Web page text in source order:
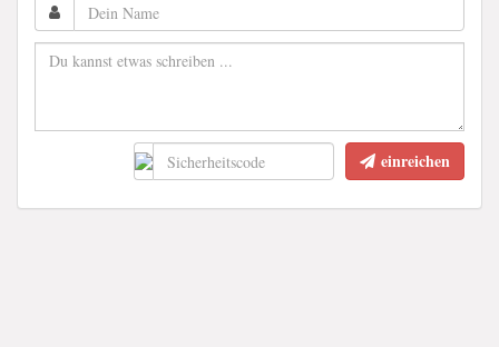
einreichen